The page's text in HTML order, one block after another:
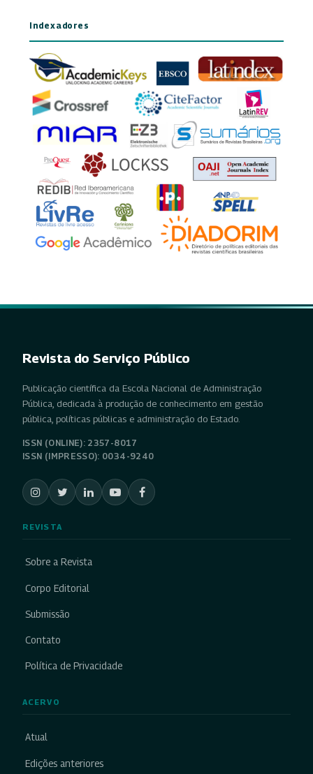
Indexadores
Revista do Serviço Público
Publicação científica da Escola Nacional de Administração
Pública, dedicada à produção de conhecimento em gestão
pública, políticas públicas e administração do Estado.
ISSN (ONLINE): 2357-8017
ISSN (IMPRESSO): 0034-9240
REVISTA
Sobre a Revista
Corpo Editorial
Submissão
Contato
Política de Privacidade
ACERVO
Atual
Edições anteriores